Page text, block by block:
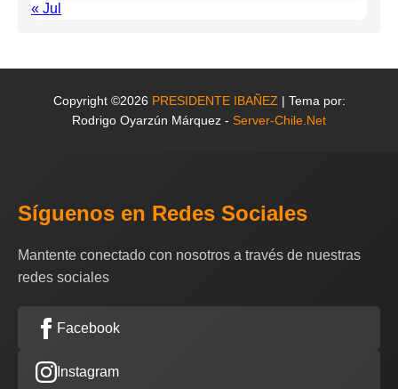
« Jul
Copyright ©2026 PRESIDENTE IBAÑEZ | Tema por:
Rodrigo Oyarzún Márquez - Server-Chile.Net
Síguenos en Redes Sociales
Mantente conectado con nosotros a través de nuestras
redes sociales
Facebook
Instagram